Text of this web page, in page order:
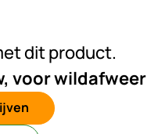
dit product.
voor wildafweer